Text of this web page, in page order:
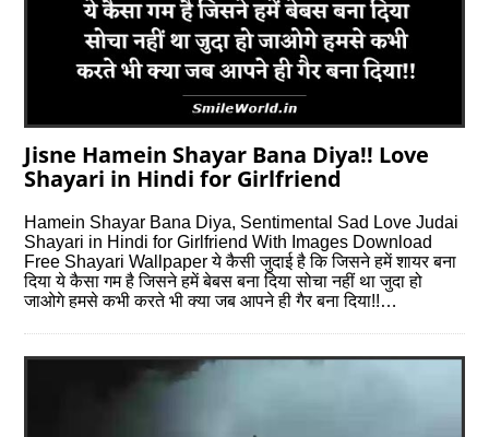
Jisne Hamein Shayar Bana Diya!! Love
Shayari in Hindi for Girlfriend
Hamein Shayar Bana Diya, Sentimental Sad Love Judai
Shayari in Hindi for Girlfriend With Images Download
Free Shayari Wallpaper ये कैसी जुदाई है कि जिसने हमें शायर बना
दिया ये कैसा गम है जिसने हमें बेबस बना दिया सोचा नहीं था जुदा हो
जाओगे हमसे कभी करते भी क्या जब आपने ही गैर बना दिया!!…